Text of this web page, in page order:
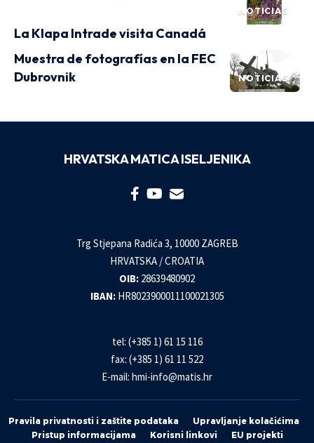
NOTICIAS
La Klapa Intrade visita Canadá
NOTICIAS
Muestra de fotografías en la FEC
Dubrovnik
HRVATSKA MATICA ISELJENIKA
Trg Stjepana Radića 3, 10000 ZAGREB
HRVATSKA / CROATIA
OIB: 28639480902
IBAN: HR8023900011100021305
tel: (+385 1) 61 15 116
fax: (+385 1) 61 11 522
E-mail: hmi-info@matis.hr
Pravila privatnosti i zaštite podataka
Upravljanje kolačićima
Pristup informacijama
Korisni linkovi EU projekti